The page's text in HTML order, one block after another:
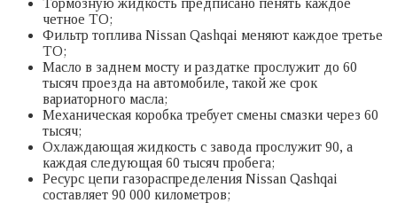
четное ТО;
Фильтр топлива Nissan Qashqai меняют каждое третье
ТО;
Масло в заднем мосту и раздатке прослужит до 60
тысяч проезда на автомобиле, такой же срок
вариаторного масла;
Механическая коробка требует смены смазки через 60
тысяч;
Охлаждающая жидкость с завода прослужит 90, а
каждая следующая 60 тысяч пробега;
Ресурс цепи газораспределения Nissan Qashqai
составляет 90 000 километров;